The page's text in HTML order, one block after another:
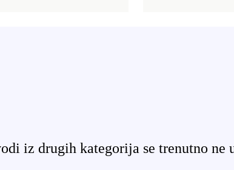
iz drugih kategorija se trenutno ne